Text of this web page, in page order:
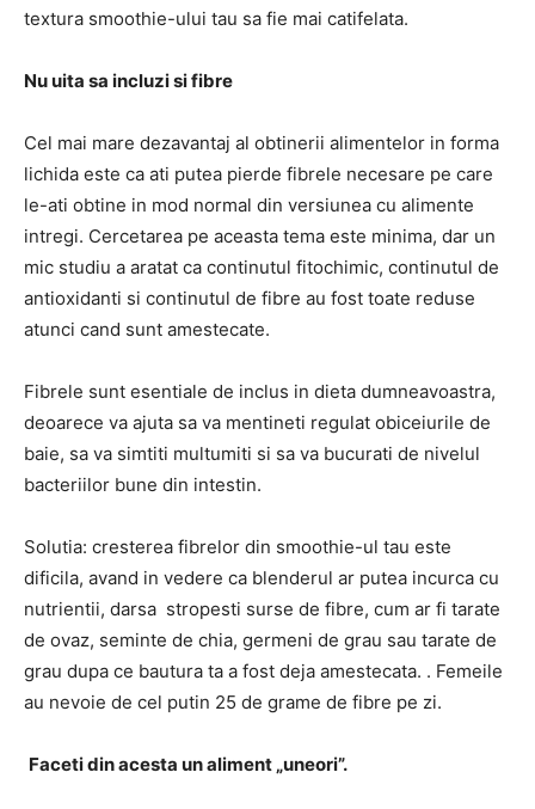
textura smoothie-ului tau sa fie mai catifelata.
Nu uita sa incluzi si fibre
Cel mai mare dezavantaj al obtinerii alimentelor in forma
lichida este ca ati putea pierde fibrele necesare pe care
le-ati obtine in mod normal din versiunea cu alimente
intregi. Cercetarea pe aceasta tema este minima, dar un
mic studiu a aratat ca continutul fitochimic, continutul de
antioxidanti si continutul de fibre au fost toate reduse
atunci cand sunt amestecate.
Fibrele sunt esentiale de inclus in dieta dumneavoastra,
deoarece va ajuta sa va mentineti regulat obiceiurile de
baie, sa va simtiti multumiti si sa va bucurati de nivelul
bacteriilor bune din intestin.
Solutia: cresterea fibrelor din smoothie-ul tau este
dificila, avand in vedere ca blenderul ar putea incurca cu
nutrientii, darsa stropesti surse de fibre, cum ar fi tarate
de ovaz, seminte de chia, germeni de grau sau tarate de
grau dupa ce bautura ta a fost deja amestecata. . Femeile
au nevoie de cel putin 25 de grame de fibre pe zi.
Faceti din acesta un aliment „uneori”.